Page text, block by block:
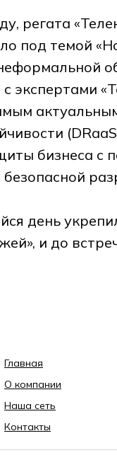
регата
под темой
экспертами
бизнеса с
день
и до
Главная
О компании
Наша сеть
Контакты